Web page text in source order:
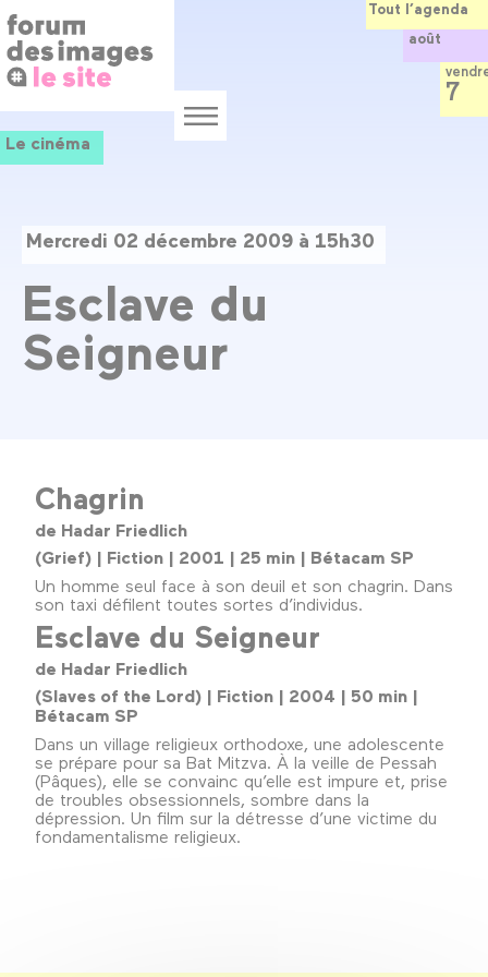
au
contenu
principal
Menu
Le cinéma
Mercredi 02 décembre 2009 à 15h30
Esclave du
Seigneur
Chagrin
de Hadar Friedlich
(Grief) | Fiction | 2001 | 25 min | Bétacam SP
Un homme seul face à son deuil et son chagrin. Dans
son taxi défilent toutes sortes d’individus.
Esclave du Seigneur
de Hadar Friedlich
(Slaves of the Lord) | Fiction | 2004 | 50 min |
Bétacam SP
Dans un village religieux orthodoxe, une adolescente
se prépare pour sa Bat Mitzva. À la veille de Pessah
(Pâques), elle se convainc qu’elle est impure et, prise
de troubles obsessionnels, sombre dans la
dépression. Un film sur la détresse d’une victime du
fondamentalisme religieux.
Tout l’agenda
août
7